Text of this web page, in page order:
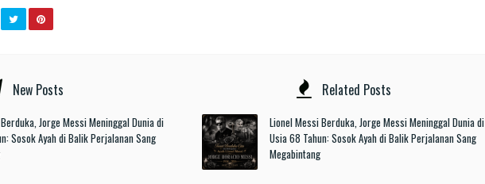
New Posts
Jorge Messi Meninggal Dunia di
Sosok Ayah di Balik Perjalanan Sang
Related Posts
Lionel Messi Berduka, Jorge Messi Meninggal Dunia di
Usia 68 Tahun: Sosok Ayah di Balik Perjalanan Sang
Megabintang